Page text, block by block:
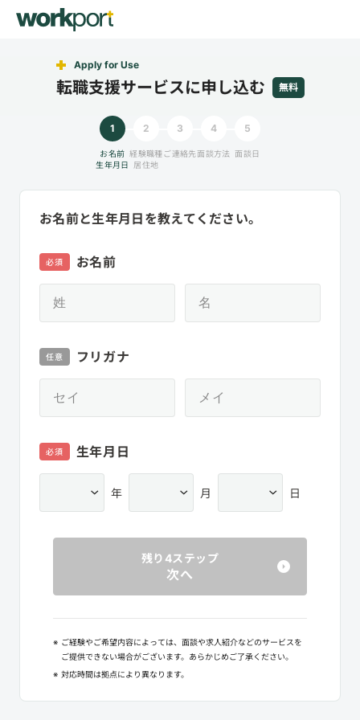
Apply for Use
転職支援サービスに申し込む 無料
1
お名前
生年月日
2
経験職種
居住地
3
ご連絡先
4
面談方法
5
面談日
お名前と生年月日を教えてください。
お名前
必須
フリガナ
任意
生年月日
必須
年 月 日
残り4ステップ
次へ
※ ご経験やご希望内容によっては、面談や求人紹介などのサービスを
ご提供できない場合がございます。あらかじめご了承ください。
※ 対応時間は拠点により異なります。